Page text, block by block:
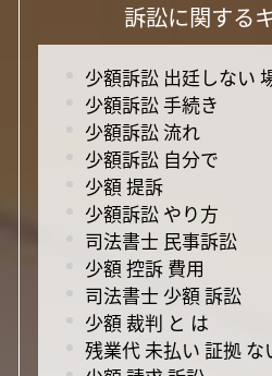
訴訟に関する
少額訴訟 出廷しない
少額訴訟 手続き
少額訴訟 流れ
少額訴訟 自分で
少額 提訴
少額訴訟 やり方
司法書士 民事訴訟
少額 控訴 費用
司法書士 少額 訴訟
少額 裁判 と は
残業代 未払い 証拠 な